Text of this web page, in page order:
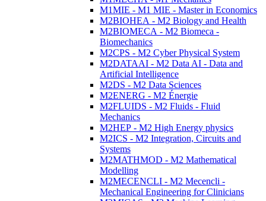
M1MIE - M1 MIE - Master in Economics
M2BIOHEA - M2 Biology and Health
M2BIOMECA - M2 Biomeca -
Biomechanics
M2CPS - M2 Cyber Physical System
M2DATAAI - M2 Data AI - Data and
Artificial Intelligence
M2DS - M2 Data Sciences
M2ENERG - M2 Énergie
M2FLUIDS - M2 Fluids - Fluid
Mechanics
M2HEP - M2 High Energy physics
M2ICS - M2 Integration, Circuits and
Systems
M2MATHMOD - M2 Mathematical
Modelling
M2MECENCLI - M2 Mecencli -
Mechanical Engineering for Clinicians